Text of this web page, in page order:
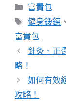
分
類
富貴包
標
籤
健身鍛鍊
富貴包
針灸、正
略！
如何有效
攻略！